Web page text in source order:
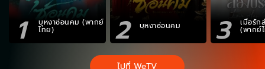
1 บุหงาซ่อนคม (พากย์
ไทย) 2 บุหงาซ่อนคม 3 เมื่อรัก
(พากย์
ไปที่ WeTV